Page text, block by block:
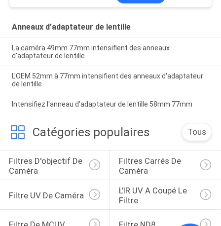
Anneaux d'adaptateur de lentille
La caméra 49mm 77mm intensifient des anneaux
d'adaptateur de lentille
L'OEM 52mm à 77mm intensifient des anneaux d'adaptateur
de lentille
Intensifiez l'anneau d'adaptateur de lentille 58mm 77mm
Catégories populaires Tous
Filtres D'objectif De
Caméra
Filtres Carrés De
Caméra
Filtre UV De Caméra
L'IR UV A Coupé Le
Filtre